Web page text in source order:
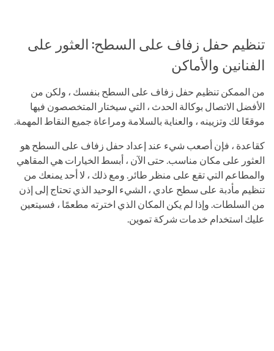
تنظيم حفل زفاف على السطح: العثور على
الفنانين والأماكن
من الممكن تنظيم حفل زفاف على السطح بنفسك ، ولكن من
الأفضل الاتصال بوكالة الحدث ، التي سيختار المتخصصون فيها
موقعًا لك وتزيينه ، والعناية بالسلامة ومراعاة جميع النقاط المهمة.
كقاعدة ، فإن أصعب شيء عند إعداد حفل زفاف على السطح هو
العثور على مكان مناسب. حتى الآن ، أبسط الخيارات هي المقاهي
والمطاعم التي تقع على منظر طائر. ومع ذلك ، لا أحد يمنعك من
تنظيم مأدبة على سطح عادي ، الشيء الوحيد الذي تحتاج إلى إذن
من السلطات. وإذا لم يكن المكان الذي اخترته مطعمًا ، فسيتعين
عليك استخدام خدمات شركة تموين.